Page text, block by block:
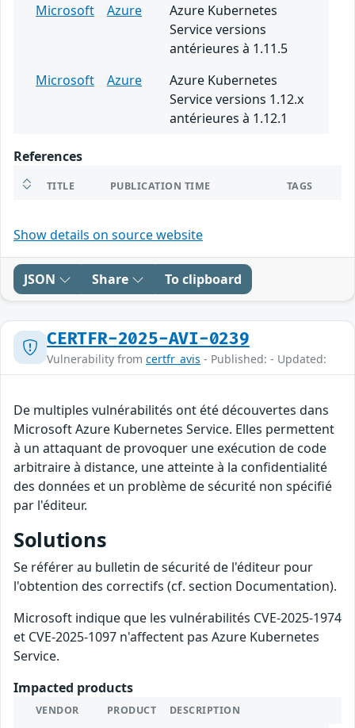
Microsoft Azure
Azure Kubernetes
Service versions
antérieures à 1.11.5
Microsoft
Azure
Azure Kubernetes
Service versions 1.12.x
antérieures à 1.12.1
References
TITLE PUBLICATION TIME TAGS
Show details on source website
JSON Share To clipboard
CERTFR-2025-AVI-0239
Vulnerability from certfr_avis - Published: - Updated:
De multiples vulnérabilités ont été découvertes dans
Microsoft Azure Kubernetes Service. Elles permettent
à un attaquant de provoquer une exécution de code
arbitraire à distance, une atteinte à la confidentialité
des données et un problème de sécurité non spécifié
par l'éditeur.
Solutions
Se référer au bulletin de sécurité de l'éditeur pour
l'obtention des correctifs (cf. section Documentation).
Microsoft indique que les vulnérabilités CVE-2025-1974
et CVE-2025-1097 n'affectent pas Azure Kubernetes
Service.
Impacted products
VENDOR PRODUCT DESCRIPTION